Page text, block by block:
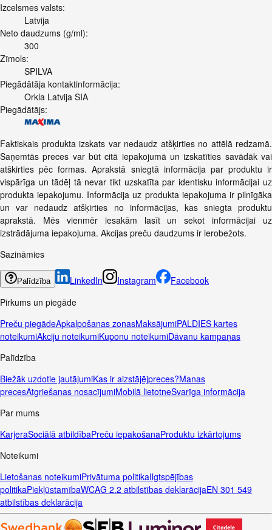
Izcelsmes valsts:
Latvija
Neto daudzums (g/ml):
300
Zīmols:
SPILVA
Piegādātāja kontaktinformācija:
Orkla Latvija SIA
Piegādātājs:
Faktiskais produkta izskats var nedaudz atšķirties no attēlā redzamā.
Saņemtās preces var būt citā iepakojumā un izskatīties savādāk vai
atškirties pēc formas. Aprakstā sniegtā informācija par produktu ir
vispārīga un tādēļ tā nevar tikt uzskatīta par identisku informācijai uz
produkta iepakojumu. Informācija uz produkta iepakojuma ir pilnīgāka
un var nedaudz atšķirties no informācijas, kas sniegta produktu
aprakstā. Mēs vienmēr iesakām lasīt un sekot informācijai uz
izstrādājuma iepakojuma. Akcijas preču daudzums ir ierobežots.
Sazināmies
Palīdzība LinkedIn Instagram
Facebook
Pirkums un piegāde
Preču piegādeApkalpošanas zonasMaksājumiPALDIES kartes
noteikumiAkciju noteikumiKuponu noteikumiDāvanu kampaņas
Palīdzība
Biežāk uzdotie jautājumiKas ir aizstājējpreces?Manas
precesAtgriešanas nosacījumiMobilā lietotneSvarīga informācija
Par mums
KarjeraSociālā atbildībaPreču iepakošanaProduktu izkārtojums
Noteikumi
Lietošanas noteikumiPrivātuma politikaIlgtspējības
politikaPiekļūstamībaWCAG 2.2 atbilstības deklarācijaEN 301 549
atbilstības deklarācija